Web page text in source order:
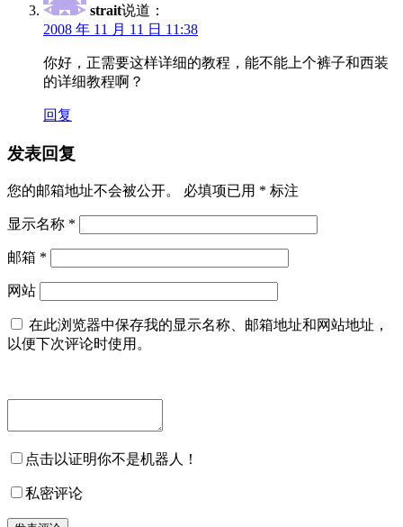
strait说道：
2008 年 11 月 11 日 11:38
你好，正需要这样详细的教程，能不能上个裤子和西装
的详细教程啊？
回复
发表回复
您的邮箱地址不会被公开。 必填项已用 * 标注
显示名称 *
邮箱 *
网站
在此浏览器中保存我的显示名称、邮箱地址和网站地址，
以便下次评论时使用。
点击以证明你不是机器人！
私密评论